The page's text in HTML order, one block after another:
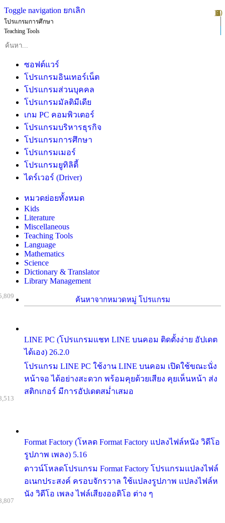
Toggle navigation ยกเลิก
โปรแกรมการศึกษา
Teaching Tools
ซอฟต์แวร์
โปรแกรมอินเทอร์เน็ต
โปรแกรมส่วนบุคคล
โปรแกรมมัลติมีเดีย
เกม PC คอมพิวเตอร์
โปรแกรมบริหารธุรกิจ
โปรแกรมการศึกษา
โปรแกรมเมอร์
โปรแกรมยูทิลิตี้
ไดร์เวอร์ (Driver)
หมวดย่อยทั้งหมด
Kids
Literature
Miscellaneous
Teaching Tools
Language
Mathematics
Science
Dictionary & Translator
Library Management
ค้นหาจากหมวดหมู่ โปรแกรม
LINE PC (โปรแกรมแชท LINE บนคอม ติดตั้งง่าย อัปเดต
ได้เอง) 26.2.0
โปรแกรม LINE PC ใช้งาน LINE บนคอม เปิดใช้ขณะนั่ง
หน้าจอ ได้อย่างสะดวก พร้อมคุยด้วยเสียง คุยเห็นหน้า ส่ง
สติกเกอร์ มีการอัปเดตสม่ำเสมอ
Format Factory (โหลด Format Factory แปลงไฟล์หนัง วิดีโอ
รูปภาพ เพลง) 5.16
ดาวน์โหลดโปรแกรม Format Factory โปรแกรมแปลงไฟล์
อเนกประสงค์ ครอบจักรวาล ใช้แปลงรูปภาพ แปลงไฟล์ห
นัง วิดีโอ เพลง ไฟล์เสียงออดิโอ ต่าง ๆ
1
2
3
4
5
6
7
8
9
10